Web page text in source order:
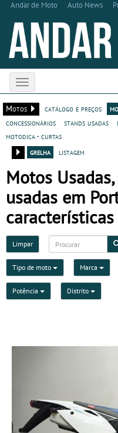
Andar de Moto Auto News
Toggle
navigation
Motos
catálogo e preços
concessionários
stands usadas
motodica - curtas
grelha
listagem
Motos
usadas em
Limpar
Tipo de moto Marca
Potência Distrito